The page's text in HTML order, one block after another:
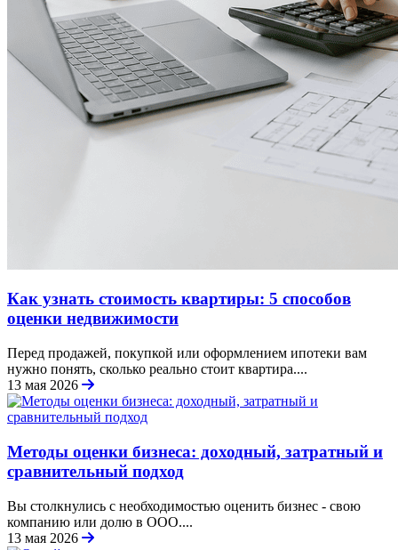
Как узнать стоимость квартиры: 5 способов
оценки недвижимости
Перед продажей, покупкой или оформлением ипотеки вам
нужно понять, сколько реально стоит квартира....
13 мая 2026
Методы оценки бизнеса: доходный, затратный и
сравнительный подход
Вы столкнулись с необходимостью оценить бизнес - свою
компанию или долю в ООО....
13 мая 2026